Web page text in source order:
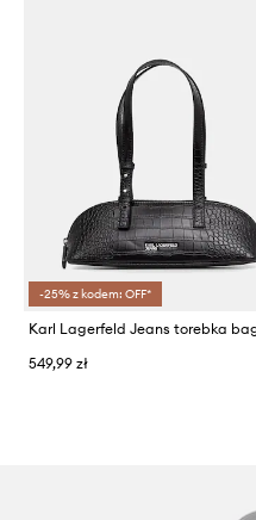
-25% z kodem: OFF*
549,99 zł